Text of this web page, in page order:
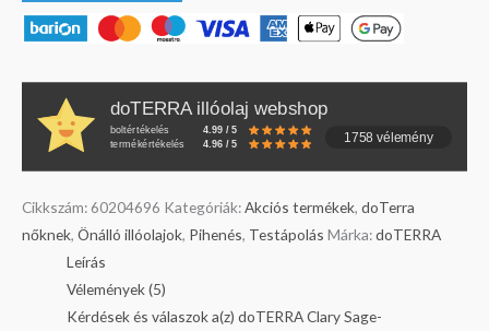
doTERRA illóolaj webshop
boltértékelés 4.99 / 5
termékértékelés 4.96 / 5 1758 vélemény
Cikkszám: 60204696 Kategóriák:Akciós termékek, doTerra
nőknek, Önálló illóolajok, Pihenés, Testápolás Márka:doTERRA
Leírás
Vélemények (5)
Kérdések és válaszok a(z) doTERRA Clary Sage-